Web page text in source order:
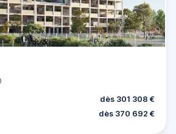
dès 301 308 €
dès 370 692 €